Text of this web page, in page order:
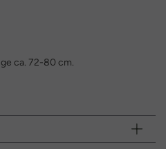
ca. 72-80 cm.